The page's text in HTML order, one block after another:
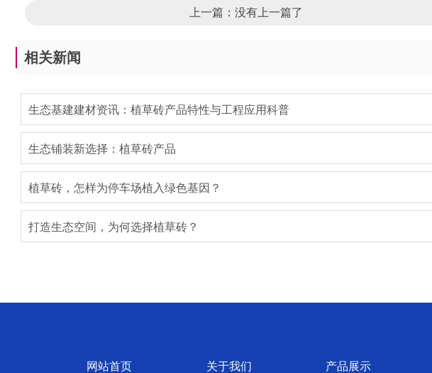
上一篇：没有上一篇了
相关新闻
生态基建建材资讯：植草砖产品特性与工程应用科普
生态铺装新选择：植草砖产品
植草砖，怎样为停车场植入绿色基因？
打造生态空间，为何选择植草砖？
网站首页 关于我们 产品展示